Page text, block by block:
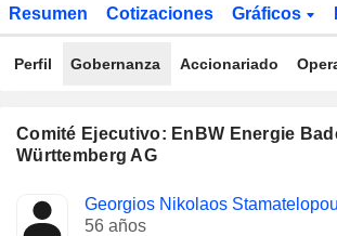
Resumen Cotizaciones Gráficos
Perfil Gobernanza Accionariado
Comité Ejecutivo: EnBW Energie
Württemberg AG
Director
Funciones
ocupadas
Georgios Nikolaos
56 años